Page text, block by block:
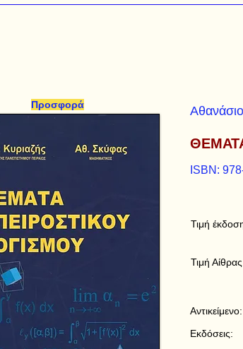
Προσφορά
ISBN:
Τιμή
Τιμή Αίθρας
Αντικείμενο:
Εκδόσεις: